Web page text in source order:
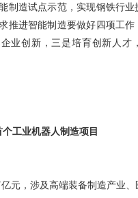
造试点示范，实现钢铁行业
推进智能制造要做好四项工
业创新，三是培育创新人才
个工业机器人制造项目
，涉及高端装备制造产业、